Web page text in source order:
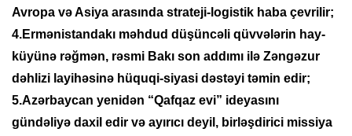
Avropa və Asiya arasında strateji-logistik haba çevrilir;
4.Ermənistandakı məhdud düşüncəli qüvvələrin hay-
küyünə rəğmən, rəsmi Bakı son addımı ilə Zəngəzur
dəhlizi layihəsinə hüquqi-siyasi dəstəyi təmin edir;
5.Azərbaycan yenidən “Qafqaz evi” ideyasını
gündəliyə daxil edir və ayırıcı deyil, birləşdirici missiya